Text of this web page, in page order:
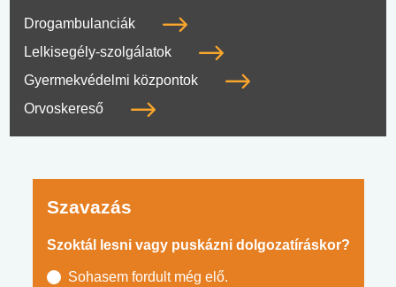
Drogambulanciák
Lelkisegély-szolgálatok
Gyermekvédelmi központok
Orvoskereső
Szavazás
Szoktál lesni vagy puskázni dolgozatíráskor?
Sohasem fordult még elő.